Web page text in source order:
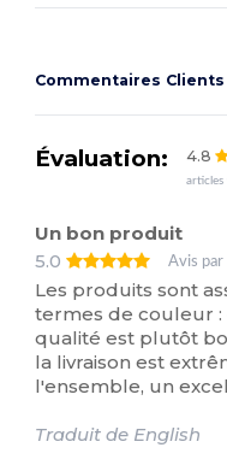
Commentaires
Évaluation: 4.8
articles
Un bon produit
5.0
Avis par
Les produits sont
termes de couleur :
qualité est plutôt
la livraison est
l'ensemble, un
Traduit de English